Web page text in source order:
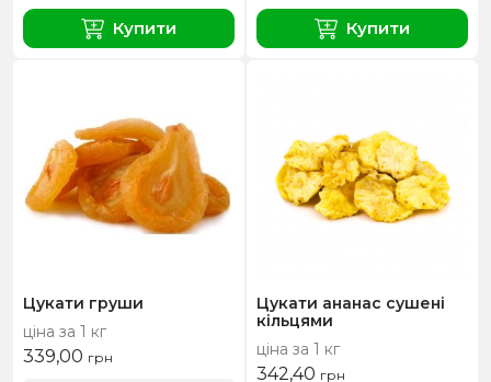
Купити Купити
Цукати груши
ціна за 1 кг
339,00 грн
Цукати ананас сушені
кільцями
ціна за 1 кг
342,40 грн